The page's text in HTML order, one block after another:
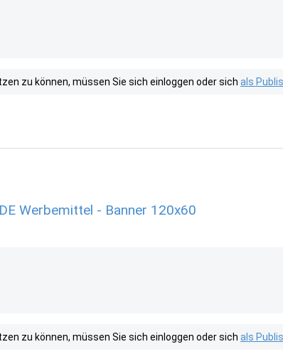
zu können, müssen Sie sich einloggen oder sich als
Werbemittel - Banner 120x60
zu können, müssen Sie sich einloggen oder sich als